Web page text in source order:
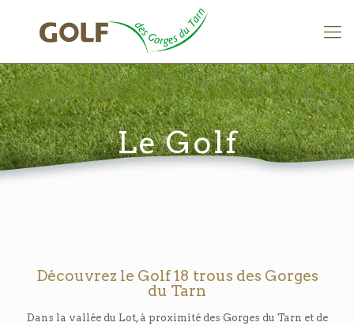
Le Golf
Découvrez le Golf 18 trous des Gorges
du Tarn
Dans la vallée du Lot, à proximité des Gorges du Tarn et de